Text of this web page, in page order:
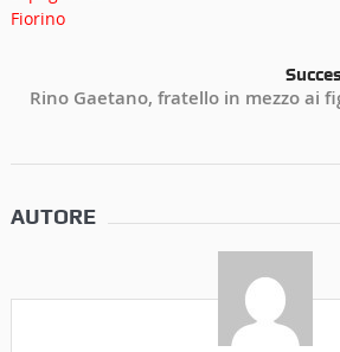
Rino Gaetano, fratello in mezzo ai
AUTORE